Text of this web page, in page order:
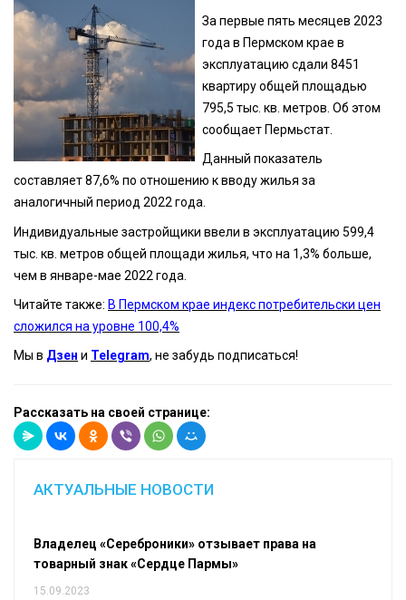
За первые пять месяцев 2023
года в Пермском крае в
эксплуатацию сдали 8451
квартиру общей площадью
795,5 тыс. кв. метров. Об этом
сообщает Пермьстат.
Данный показатель
составляет 87,6% по отношению к вводу жилья за
аналогичный период 2022 года.
Индивидуальные застройщики ввели в эксплуатацию 599,4
тыс. кв. метров общей площади жилья, что на 1,3% больше,
чем в январе-мае 2022 года.
Читайте также: В Пермском крае индекс потребительски цен
сложился на уровне 100,4%
Мы в Дзен и Telegram, не забудь подписаться!
Рассказать на своей странице:
АКТУАЛЬНЫЕ НОВОСТИ
Владелец «Сереброники» отзывает права на
товарный знак «Сердце Пармы»
15.09.2023